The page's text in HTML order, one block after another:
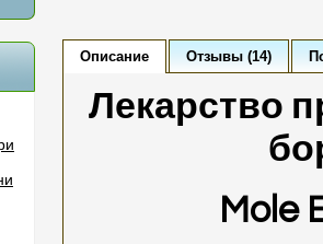
Описание Отзывы (14)
Лекарство
Mole